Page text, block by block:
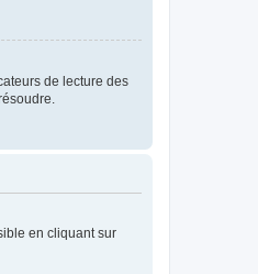
de lecture des
en cliquant sur